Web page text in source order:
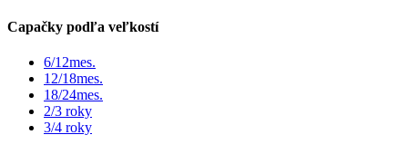
Capačky podľa veľkostí
6/12mes.
12/18mes.
18/24mes.
2/3 roky
3/4 roky